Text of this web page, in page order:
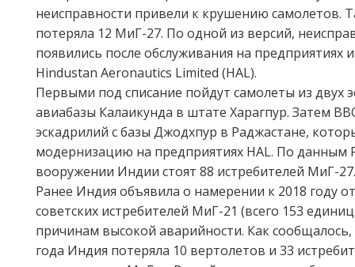
неисправности привели к крушению самолетов.
потеряла 12 МиГ-27. По одной из версий,
появились после обслуживания на предприятиях
Hindustan Aeronautics Limited (HAL).
Первыми под списание пойдут самолеты из двух
авиабазы Калаикунда в штате Харагпур. Затем
эскадрилий с базы Джодхпур в Раджастане,
модернизацию на предприятиях HAL. По данным
вооружении Индии стоят 88 истребителей МиГ-27.
Ранее Индия объявила о намерении к 2018 году
советских истребителей МиГ-21 (всего 153
причинам высокой аварийности. Как сообщалось,
года Индия потеряла 10 вертолетов и 33